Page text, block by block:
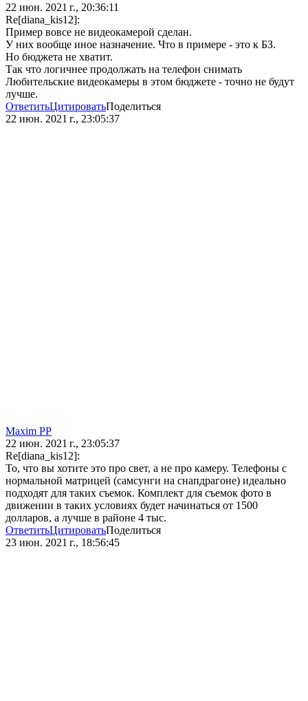
22 июн. 2021 г., 20:36:11
Re[diana_kis12]:
Пример вовсе не видеокамерой сделан.
У них вообще иное назначение. Что в примере - это к БЗ.
Но бюджета не хватит.
Так что логичнее продолжать на телефон снимать
Любительские видеокамеры в этом бюджете - точно не будут
лучше.
ОтветитьЦитироватьПоделиться
22 июн. 2021 г., 23:05:37
Maxim PP
22 июн. 2021 г., 23:05:37
Re[diana_kis12]:
То, что вы хотите это про свет, а не про камеру. Телефоны с
нормальной матрицей (самсунги на снапдрагоне) идеально
подходят для таких съемок. Комплект для съемок фото в
движении в таких условиях будет начинаться от 1500
долларов, а лучше в районе 4 тыс.
ОтветитьЦитироватьПоделиться
23 июн. 2021 г., 18:56:45